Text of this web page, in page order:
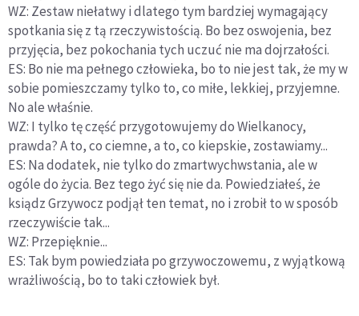
WZ: Zestaw niełatwy i dlatego tym bardziej wymagający
spotkania się z tą rzeczywistością. Bo bez oswojenia, bez
przyjęcia, bez pokochania tych uczuć nie ma dojrzałości.
ES: Bo nie ma pełnego człowieka, bo to nie jest tak, że my w
sobie pomieszczamy tylko to, co miłe, lekkiej, przyjemne.
No ale właśnie.
WZ: I tylko tę część przygotowujemy do Wielkanocy,
prawda? A to, co ciemne, a to, co kiepskie, zostawiamy...
ES: Na dodatek, nie tylko do zmartwychwstania, ale w
ogóle do życia. Bez tego żyć się nie da. Powiedziałeś, że
ksiądz Grzywocz podjął ten temat, no i zrobił to w sposób
rzeczywiście tak...
WZ: Przepięknie...
ES: Tak bym powiedziała po grzywoczowemu, z wyjątkową
wrażliwością, bo to taki człowiek był.